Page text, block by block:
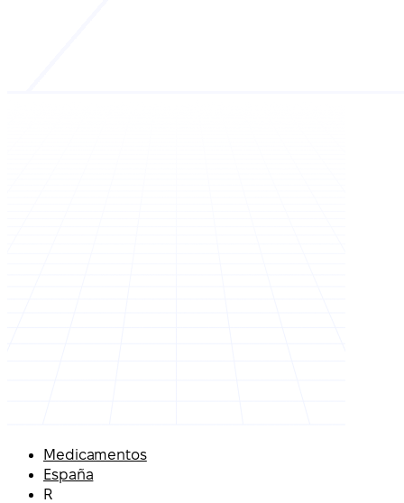
Medicamentos
España
R